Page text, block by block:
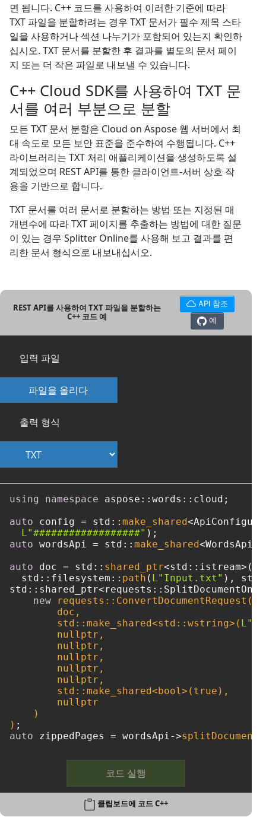
면 됩니다. C++ 코드를 사용하여 이러한 기준에 따라
TXT 파일을 분할하려는 경우 TXT 문서가 필수 제목 스타
일을 사용하거나 섹션 나누기가 포함되어 있는지 확인하
십시오. TXT 문서를 분할한 후 결과를 별도의 문서 페이
지 또는 더 작은 파일로 내보낼 수 있습니다.
C++ Cloud SDK를 사용하여 TXT 문
서를 여러 부분으로 분할
모든 TXT 문서 분할은 Cloud on Aspose 웹 서버에서 최
대 속도로 모든 보안 표준을 준수하여 수행됩니다. C++
라이브러리는 TXT 처리 애플리케이션을 생성하도록 설
계되었으며 REST API를 통한 클라이언트-서버 상호 작
용을 기반으로 합니다.
TXT 문서를 여러 문서로 분할하는 방법 또는 지정된 매
개변수에 따라 TXT 페이지를 추출하는 방법에 대한 질문
이 있는 경우 Splitter Online를 사용해 보고 결과를 편
리한 문서 형식으로 내보내십시오.
REST API를 사용하여 TXT 파일을 분할하는
C++ 코드 예
API 참조
예
입력 파일
파일을 올리다
출력 형식
using namespace aspose::words::cloud;
auto config = std:: make_shared
L"##################"
auto wordsApi = std:: make_shared
auto doc = std:: shared_ptr<std::istream>(
  std::filesystem::
path ( L"Input.txt"
new requests::ConvertDocumentRequest(
        doc,
        std::make_shared<std::wstring>(
nullptr ,
nullptr ,
nullptr ,
nullptr ,
nullptr ,
        std::make_shared<
bool>( true ),
nullptr
    )
)
auto zippedPages = wordsApi->
코드 실행
클립보드에 코드 C++